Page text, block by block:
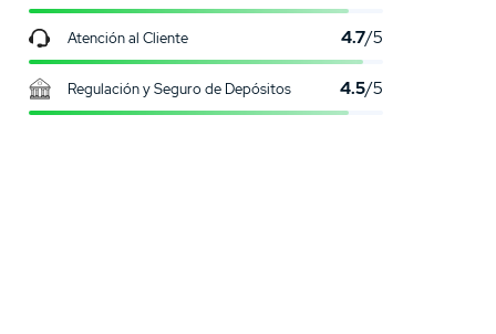
Atención al Cliente 4.7/5
Regulación y Seguro de Depósitos 4.5/5